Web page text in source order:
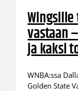
vastaan
ja kaksi
WNBA:ssa
Golden State